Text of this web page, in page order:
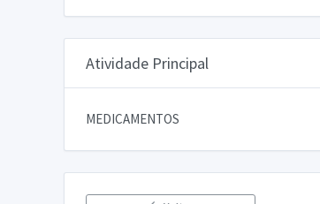
Atividade Principal
MEDICAMENTOS